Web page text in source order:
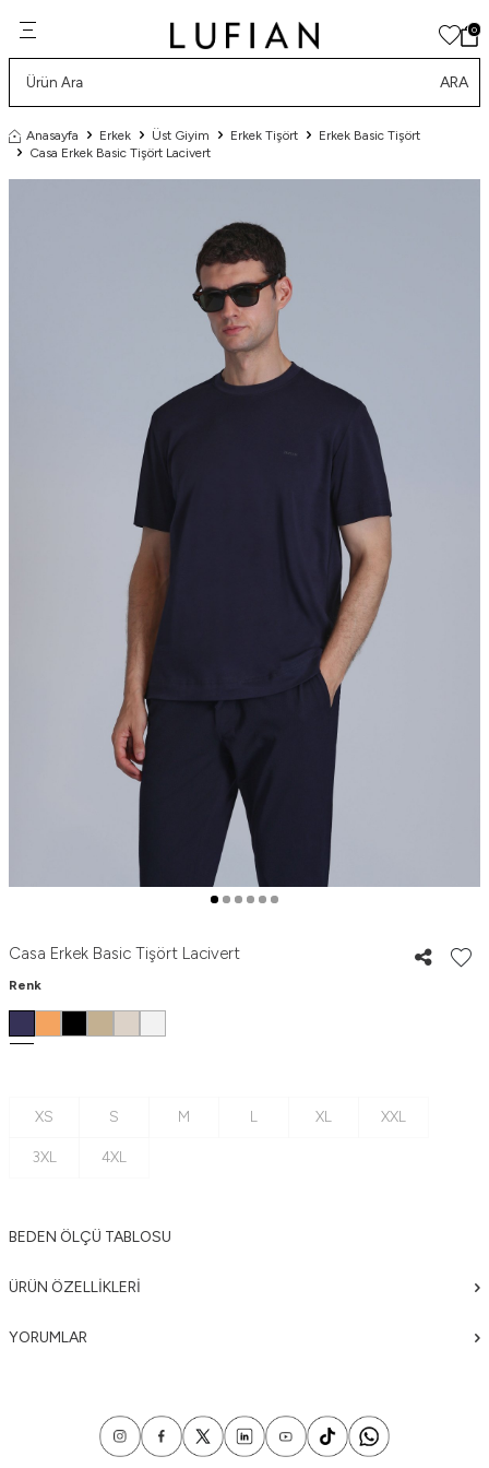
0
ARA
Anasayfa Erkek Üst Giyim Erkek Tişört
Erkek Basic Tişört
Casa Erkek Basic Tişört Lacivert
Casa Erkek Basic Tişört Lacivert
Renk
XS S M L XL XXL
3XL 4XL
BEDEN ÖLÇÜ TABLOSU
ÜRÜN ÖZELLIKLERI
YORUMLAR